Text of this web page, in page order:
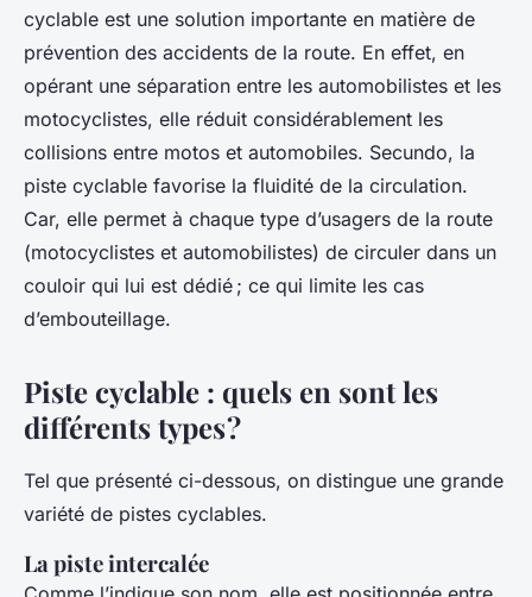
cyclable est une solution importante en matière de
prévention des accidents de la route. En effet, en
opérant une séparation entre les automobilistes et les
motocyclistes, elle réduit considérablement les
collisions entre motos et automobiles. Secundo, la
piste cyclable favorise la fluidité de la circulation.
Car, elle permet à chaque type d’usagers de la route
(motocyclistes et automobilistes) de circuler dans un
couloir qui lui est dédié ; ce qui limite les cas
d’embouteillage.
Piste cyclable : quels en sont les
différents types ?
Tel que présenté ci-dessous, on distingue une grande
variété de pistes cyclables.
La piste intercalée